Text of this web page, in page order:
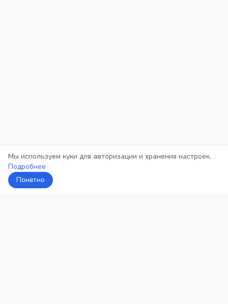
Мы используем куки для авторизации и хранения настроек.
Подробнее
Понятно